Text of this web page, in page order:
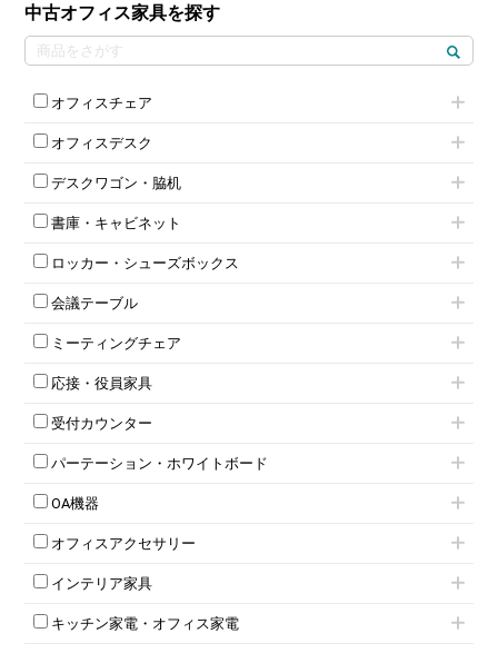
中古オフィス家具を探す
オフィスチェア
肘付きチェア
肘無しチェア
役員チェア
オフィスチェアその他
オフィスデスク
片袖机
フリーアドレスデスク（ベンチデスク）
昇降デスク
両袖机
デスクワゴン・脇机
インワゴン2段
インワゴン3段
脇机
書庫・キャビネット
ハイキャビネット
ローキャビネット
両開きキャビネット
上下連結キャビネット
軽量ラック（スチールラック）
収納家具その他
両開書庫
ラテラル書庫
ロッカー・シューズボックス
1人用ロッカー
2人用ロッカー
3人用ロッカー
5人用ロッカー
8人用ロッカー
多人数ロッカー
ダイヤル錠ロッカー
ダイヤル錠ロッカー
ワードローブ・クローゼット
会議テーブル
ミーティングテーブル
スタッキングテーブル
ネスティングテーブル
カウンターテーブル
T字脚テーブル
会議テーブルW1200～
会議テーブルW1800～
平行スタックテーブル
会議テーブルその他
ミーティングチェア
キャスター付きミーティングチェア
スタッキングミーティングチェア
テーブル付きミーティングチェア
折りたたみミーティングチェア
ハイチェア
ミーティングチェアその他
応接・役員家具
応接セット
応接ソファ
応接チェア
応接・役員家具その他
受付カウンター
ハイカウンター
ローカウンター
ラウンジカウンター
パーテーション・ホワイトボード
パーテーション
自立タイプパーテーション
パーテーションその他
壁掛けホワイトボード
ホワイトボードその他
OA機器
電話機（ビジネスフォン）
シュレッダー
スクリーン
オフィスアクセサリー
チェア用台車
演台・講演台・演説台
防音パネル
インテリア家具
モールドチェア
ダイニングチェア
キッチン家電・オフィス家電